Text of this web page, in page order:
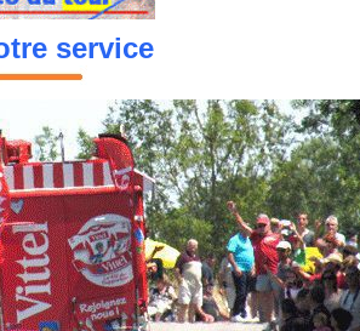
service